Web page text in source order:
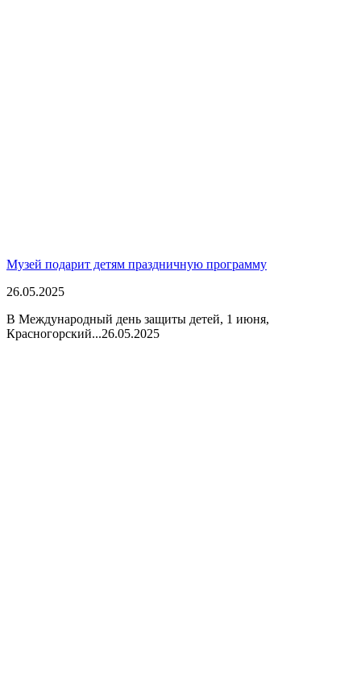
Музей подарит детям праздничную программу
26.05.2025
В Международный день защиты детей, 1 июня,
Красногорский...26.05.2025